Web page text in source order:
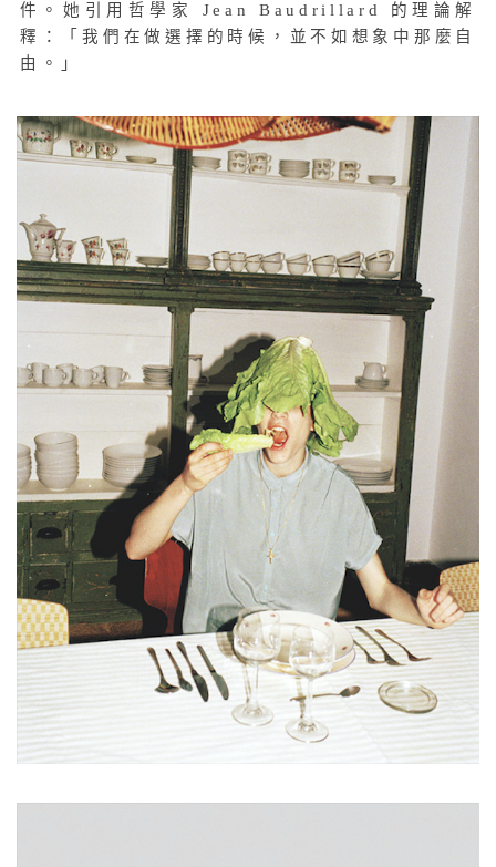
件。她引用哲學家 Jean Baudrillard 的理論解
釋：「我們在做選擇的時候，並不如想象中那麼自
由。」